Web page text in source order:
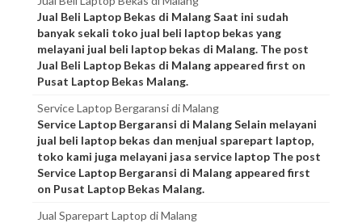
Jual Beli Laptop Bekas di Malang Saat ini sudah
banyak sekali toko jual beli laptop bekas yang
melayani jual beli laptop bekas di Malang. The post
Jual Beli Laptop Bekas di Malang appeared first on
Pusat Laptop Bekas Malang.
Service Laptop Bergaransi di Malang
Service Laptop Bergaransi di Malang Selain melayani
jual beli laptop bekas dan menjual sparepart laptop,
toko kami juga melayani jasa service laptop The post
Service Laptop Bergaransi di Malang appeared first
on Pusat Laptop Bekas Malang.
Jual Sparepart Laptop di Malang